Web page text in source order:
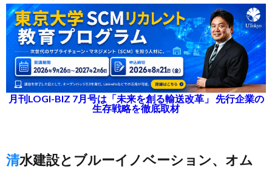
月刊LOGI-BIZ 7月号は「未来を創る輸送改革」 先行企業の
生存戦略を徹底取材
清水建設とブルーイノベーション、オム